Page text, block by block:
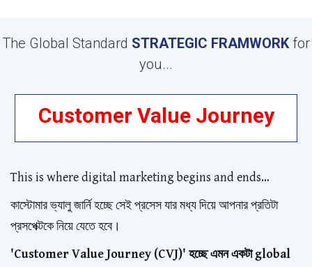
The Global Standard STRATEGIC FRAMWORK for
you...
Customer Value Journey
This is where digital marketing begins and ends…
কাস্টোমার ভ্যালু জার্নি হচ্ছে সেই প্রসেস যার মধ্য দিয়ে আপনার প্রতিটা
প্রসপেক্টকে নিয়ে যেতে হবে।
'Customer Value Journey (CVJ)' হচ্ছে এমন একটা global